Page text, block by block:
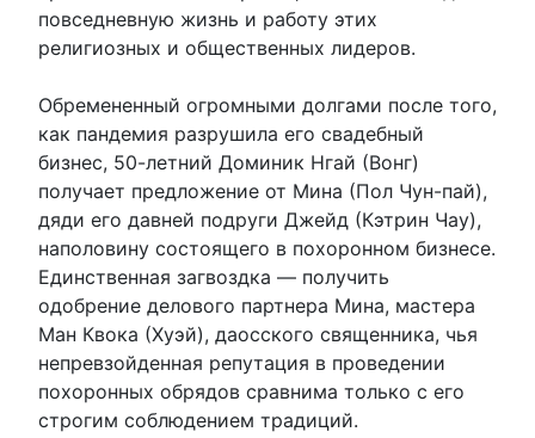
повседневную жизнь и работу этих
религиозных и общественных лидеров.
Обремененный огромными долгами после того,
как пандемия разрушила его свадебный
бизнес, 50-летний Доминик Нгай (Вонг)
получает предложение от Мина (Пол Чун-пай),
дяди его давней подруги Джейд (Кэтрин Чау),
наполовину состоящего в похоронном бизнесе.
Единственная загвоздка — получить
одобрение делового партнера Мина, мастера
Ман Квока (Хуэй), даосского священника, чья
непревзойденная репутация в проведении
похоронных обрядов сравнима только с его
строгим соблюдением традиций.